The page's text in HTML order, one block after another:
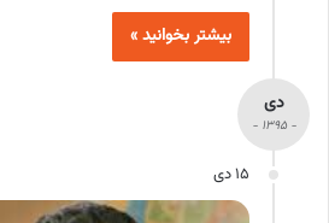
بیشتر بخوانید »
دی
- 1395 -
15 دی